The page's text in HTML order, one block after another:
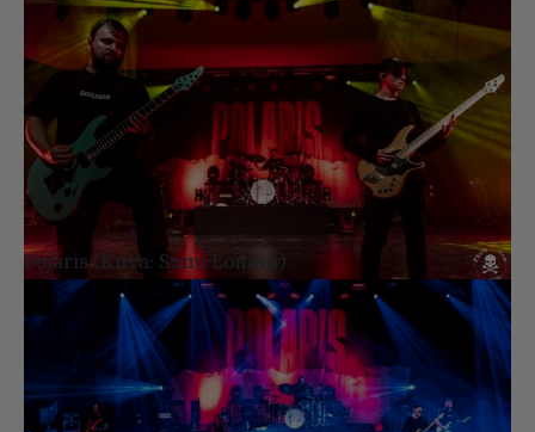
Polaris (Kuva: Sami Lommi)